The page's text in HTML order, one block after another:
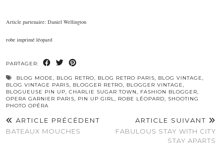
Article partenaire: Daniel Wellington
robe imprimé léopard
PARTAGER:
BLOG MODE, BLOG RETRO, BLOG RETRO PARIS, BLOG VINTAGE,
BLOG VINTAGE PARIS, BLOGGER RETRO, BLOGGER VINTAGE,
BLOGUEUSE PIN UP, CHARLIE SUGAR TOWN, FASHION BLOGGER,
OPERA GARNIER PARIS, PIN UP GIRL, ROBE LÉOPARD, SHOOTING
PHOTO OPÉRA
ARTICLE PRÉCÉDENT
BATEAUX MOUCHES
ARTICLE SUIVANT
FABULOUS STAY WITH CITY
STAY APARTS